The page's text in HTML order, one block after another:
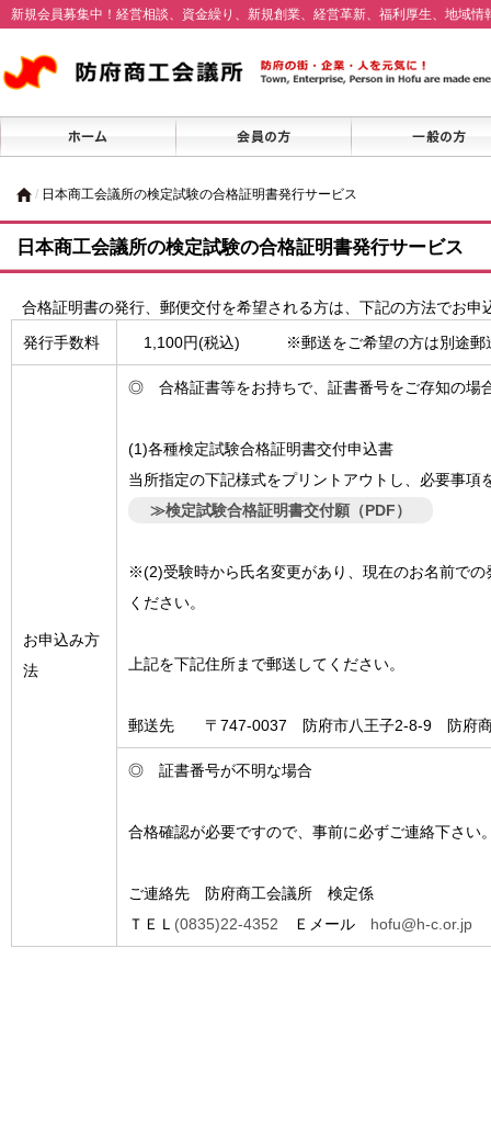
新規会員募集中！経営相談、資金繰り、新規創業、経営革新、福利厚生、地域
/ 日本商工会議所の検定試験の合格証明書発行サービス
日本商工会議所の検定試験の合格証明書発行サービス
合格証明書の発行、郵便交付を希望される方は、下記の方法でお申
発行手数料
1,100円(税込) ※郵送をご希望の方は別途郵送
お申込み方
法
◎ 合格証書等をお持ちで、証書番号をご存知の場
(1)各種検定試験合格証明書交付申込書
当所指定の下記様式をプリントアウトし、必要事項
≫検定試験合格証明書交付願（PDF）
※(2)受験時から氏名変更があり、現在のお名前で
ください。
上記を下記住所まで郵送してください。
郵送先 〒747-0037 防府市八王子2-8-9 防府
◎ 証書番号が不明な場合
合格確認が必要ですので、事前に必ずご連絡下さい
ご連絡先 防府商工会議所 検定係
ＴＥＬ (0835)22-4352 Ｅメール hofu@h-c.or.jp